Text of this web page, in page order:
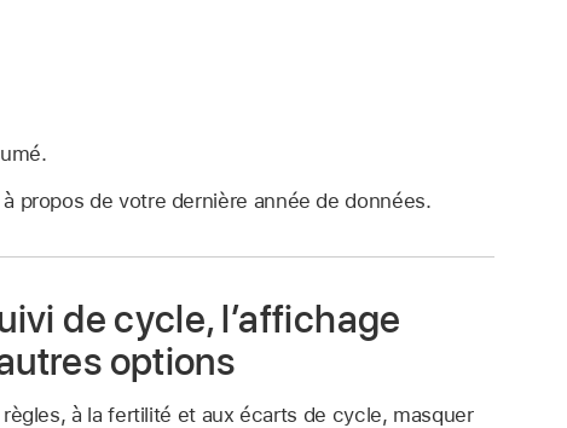
propos de votre dernière année de données.
de cycle, l’affichage
options
à la fertilité et aux écarts de cycle, masquer